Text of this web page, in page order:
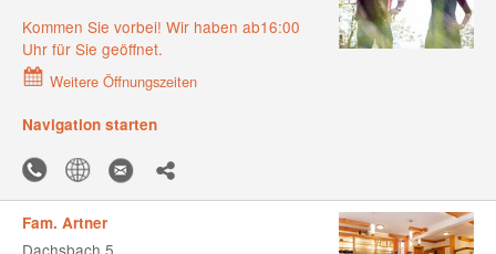
Kommen Sie vorbei! Wir haben ab16:00
Uhr für Sie geöffnet.
Weitere Öffnungszeiten
Navigation starten
Fam. Artner
Dachsbach 5